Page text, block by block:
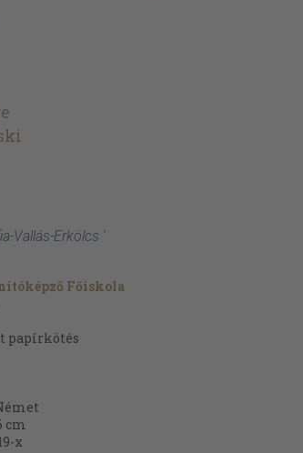
Vallás-Erkölcs '
Főiskola
papírkötés
cm
x